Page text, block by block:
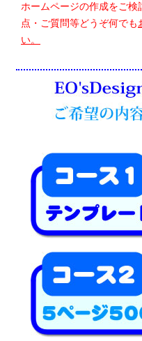
ホームページの作成をご検
点・ご質問等どうぞ何でも
い。